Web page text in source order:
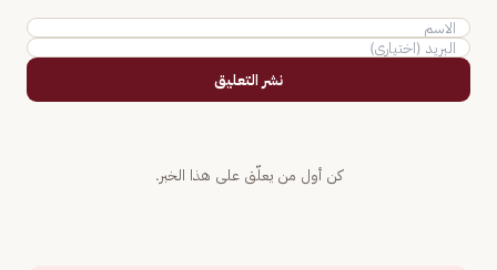
نشر التعليق
كن أول من يعلّق على هذا الخبر.